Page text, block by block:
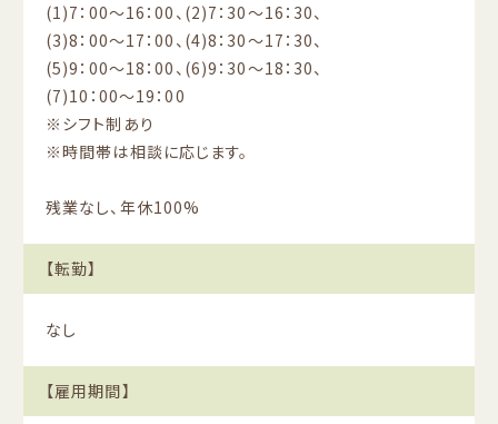
(1)7：00〜16：00、(2)7：30〜16：30、
(3)8：00〜17：00、(4)8：30〜17：30、
(5)9：00〜18：00、(6)9：30〜18：30、
(7)10：00〜19：00
※シフト制あり
※時間帯は相談に応じます。
残業なし、年休100%
【転勤】
なし
【雇用期間】